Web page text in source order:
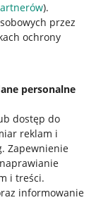
).
przez
ochrony
personalne
dostęp do
reklam i
. Zapewnienie
i treści.
informowanie